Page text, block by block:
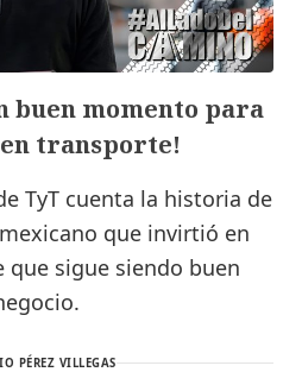
buen momento para
transporte!
TyT cuenta la historia de
que invirtió en
que sigue siendo buen
PÉREZ VILLEGAS